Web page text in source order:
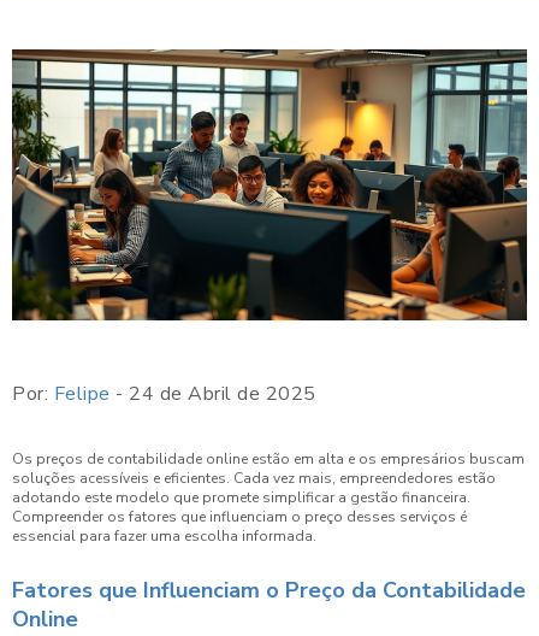
Por: Felipe - 24 de Abril de 2025
Os preços de contabilidade online estão em alta e os empresários buscam
soluções acessíveis e eficientes. Cada vez mais, empreendedores estão
adotando este modelo que promete simplificar a gestão financeira.
Compreender os fatores que influenciam o preço desses serviços é
essencial para fazer uma escolha informada.
Fatores que Influenciam o Preço da Contabilidade
Online